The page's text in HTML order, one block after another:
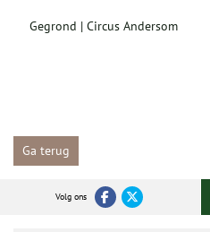
Gegrond | Circus Andersom
Ga terug
Volg ons